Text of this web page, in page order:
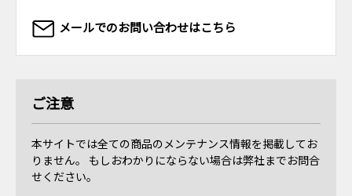
メールでのお問い合わせはこちら
ご注意
本サイトでは全ての商品のメンテナンス情報を掲載してお
りません。 もしおわかりにならない場合は弊社までお問合
せください。